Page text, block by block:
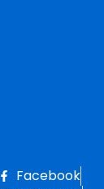
Facebook